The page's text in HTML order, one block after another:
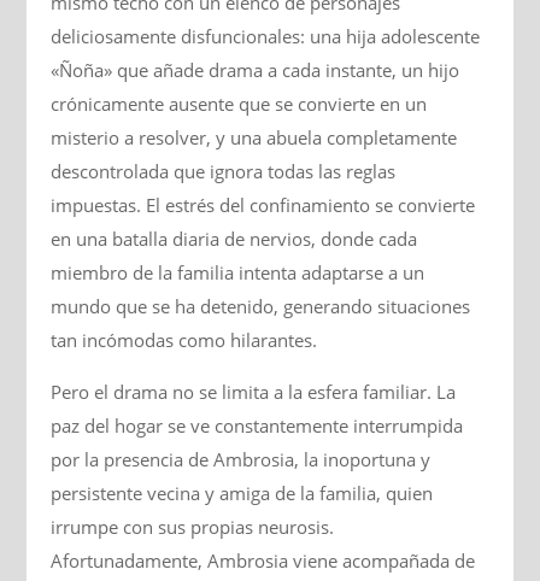
deliciosamente disfuncionales: una hija adolescente
«Ñoña» que añade drama a cada instante, un hijo
crónicamente ausente que se convierte en un
misterio a resolver, y una abuela completamente
descontrolada que ignora todas las reglas
impuestas. El estrés del confinamiento se convierte
en una batalla diaria de nervios, donde cada
miembro de la familia intenta adaptarse a un
mundo que se ha detenido, generando situaciones
tan incómodas como hilarantes.
Pero el drama no se limita a la esfera familiar. La
paz del hogar se ve constantemente interrumpida
por la presencia de Ambrosia, la inoportuna y
persistente vecina y amiga de la familia, quien
irrumpe con sus propias neurosis.
Afortunadamente, Ambrosia viene acompañada de